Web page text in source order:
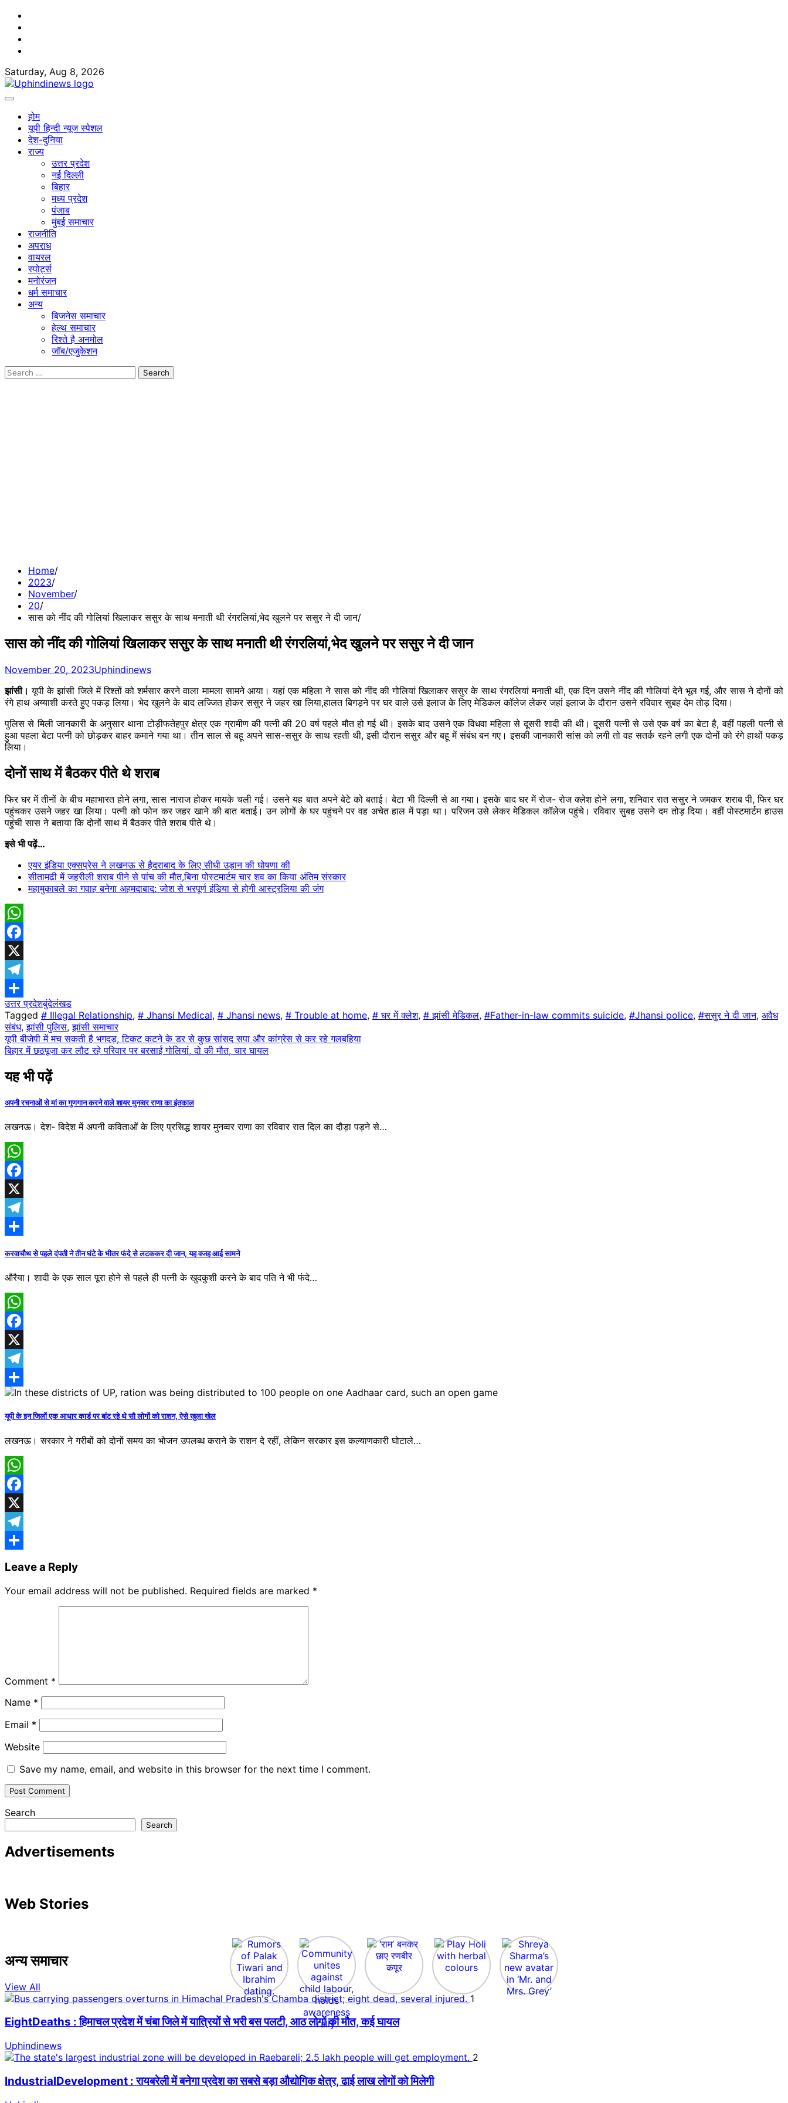
Skip
content
Saturday, Aug 8, 2026
होम
यूपी हिन्दी न्यूज स्पेशल
देश-दुनिया
राज्य
उत्तर प्रदेश
नई दिल्ली
बिहार
मध्य प्रदेश
पंजाब
मुंबई समाचार
राजनीति
अपराध
वायरल
स्पोर्ट्स
मनोरंजन
धर्म समाचार
अन्य
बिजनेस समाचार
हेल्थ समाचार
रिश्ते है अनमोल
जॉब/एजुकेशन
Search
Home
2023
November
20
सास को नींद की गोलियां खिलाकर ससुर के साथ मनाती थी रंगरलियां,भेद खुलने पर ससुर ने दी जान
सास को नींद की गोलियां खिलाकर ससुर के साथ मनाती थी रंगरलियां,भेद खुलने पर ससुर ने दी जान
November 20, 2023Uphindinews
झांसी। यूपी के झांसी जिले में रिश्तों को शर्मसार करने वाला मामला सामने आया। यहां एक महिला ने सास को नींद की गोलियां खिलाकर ससुर के साथ रंगरलियां मनाती थी, एक दिन उसने नींद की गोलियां देने भूल गई, और सास ने दोनों को
रंगे हाथ अय्याशी करते हुए पकड़​ लिया। भेद खुलने के बाद लज्जित होकर ससुर ने जहर खा लिया,हालत बिगड़ने पर घर वाले उसे इलाज के लिए मेडिकल कॉलेज लेकर जहां इलाज के दौरान उसने रविवार सुबह देम तोड़ दिया।
पुलिस से मिली जानकारी के अनुसार थाना टोड़ीफतेहपुर क्षेत्र एक ग्रामीण की पत्नी की 20 वर्ष पहले मौत हो गई थी। इसके बाद उसने एक विधवा महिला से दूसरी शादी की थी। दूसरी पत्नी से उसे एक वर्ष का बेटा है, वहीं पहली पत्नी से
हुआ पहला बेटा पत्नी को छोड़कर बाहर कमाने गया था। तीन साल से बहू अपने सास-ससुर के साथ रहती थी, इसी दौरान ससुर और बहू में संबंध बन गए। इसकी जानकारी सांस को लगी तो वह सतर्क रहने लगी एक दोनों को रंगे हाथों पकड़
लिया।
दोनों साथ में बैठकर पीते थे शराब
फिर घर में तीनों के बीच महाभारत होने लगा, सास नाराज होकर मायके चली गई। उसने यह बात अपने बेटे को बताई। बेटा भी दिल्ली से आ गया। इसके बाद घर में रोज- रोज क्लेश होने लगा, शनिवार रात ससुर ने जमकर शराब पी, फिर घर
पहुंचकर उसने जहर खा लिया। पत्नी को फोन कर जहर खाने की बात बताई। उन लोगों के घर पहुंचने पर वह अचेत हाल में पड़ा था। परिजन उसे लेकर मेडिकल कॉलेज पहुंचे। रविवार सुबह उसने दम तोड़ दिया। वहीं पोस्टमार्टम हाउस
पहुंची सास ने बताया कि दोनों साथ में बैठकर पीते शराब पीते थे।
इसे भी पढ़ें…
एयर इंडिया एक्सप्रेस ने लखनऊ से हैदराबाद के लिए सीधी उड़ान की घोषणा की
सीतामढ़ी में जहरीली शराब पीने से पांच की मौत,बिना पोस्टमार्टम चार शव का किया अंतिम संस्कार
महामुकाबले का गवाह बनेगा अहमदाबाद: जोश से भरपूर्ण इंडिया से होगी आस्ट्रलिया की जंग
WhatsApp
Facebook
X
Telegram
Share
उत्तर प्रदेशबुंदेलंखड
Tagged # Illegal Relationship, # Jhansi Medical, # Jhansi news, # Trouble at home, # घर में क्लेश, # झांसी मेडिकल, #Father-in-law commits suicide, #Jhansi police, #ससुर ने दी जान, अवैध
संबंध,झांसी पुलिस,झांसी समाचार
Post
navigation
यूपी बीजेपी में मच सकती है भगदड़, टिकट कटने के डर से कुछ सांसद सपा और कांग्रेस से कर रहे गलबहिया
बिहार में छठपूजा कर लौट रहे परिवार पर बरसाईं गोलियां, दो की मौत, चार घायल
यह भी पढ़ें
अपनी रचनाओं से मां का गुणगान करने वाले शायर मुनव्वर राणा का इंतकाल
लखनऊ। देश- विदेश में अपनी कविताओं के लिए प्रसिद्ध शायर मुनव्वर राणा का रविवार रात दिल का दौड़ा पड़ने से…
WhatsApp
Facebook
X
Telegram
करवाचौथ से पहले दंपती ने तीन घंटे के भीतर फंदे से लटककर दी जान, यह वजह आई सामने
औरैया। शादी के एक साल पूरा होने से पहले ही पत्नी के खुदकुशी करने के बाद पति ने भी फंदे…
WhatsApp
Facebook
X
Telegram
Share
यूपी के इन जिलों एक आधार कार्ड पर बांट रहे थे सौ लोगों को राशन, ऐसे खुला खेल
लखनऊ। सरकार ने गरीबों को दोनों समय का भोजन उपलब्ध कराने के राशन ​दे रहीं, लेकिन सरकार इस कल्याणकारी घोटाले…
WhatsApp
Facebook
X
Telegram
Leave a Reply
Your email address will not be published. Required fields are marked *
Comment *
Name *
Email *
Website
Save my name, email, and website in this browser for the next time I comment.
Search
Search
Advertisements
Web Stories
अन्य समाचार
View All
1
EightDeaths : हिमाचल प्रदेश में चंबा जिले में यात्रियों से भरी बस पलटी, आठ लोगों की मौत, कई घायल
Uphindinews
2
IndustrialDevelopment : रायबरेली में बनेगा प्रदेश का सबसे बड़ा औद्योगिक क्षेत्र, ढाई लाख लोगों को मिलेगी